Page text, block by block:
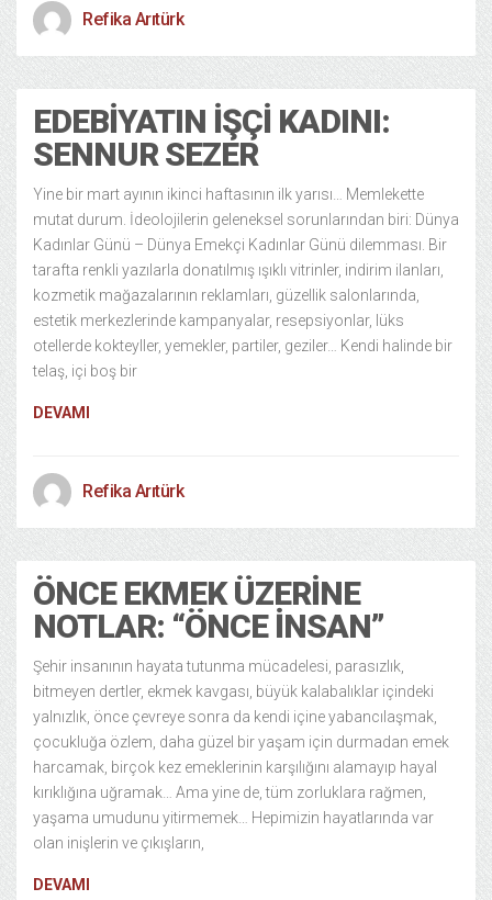
Refika Arıtürk
EDEBIYATIN İŞÇI KADINI:
SENNUR SEZER
Yine bir mart ayının ikinci haftasının ilk yarısı… Memlekette
mutat durum. İdeolojilerin geleneksel sorunlarından biri: Dünya
Kadınlar Günü – Dünya Emekçi Kadınlar Günü dilemması. Bir
tarafta renkli yazılarla donatılmış ışıklı vitrinler, indirim ilanları,
kozmetik mağazalarının reklamları, güzellik salonlarında,
estetik merkezlerinde kampanyalar, resepsiyonlar, lüks
otellerde kokteyller, yemekler, partiler, geziler… Kendi halinde bir
telaş, içi boş bir
DEVAMI
Refika Arıtürk
ÖNCE EKMEK ÜZERINE
NOTLAR: “ÖNCE İNSAN”
Şehir insanının hayata tutunma mücadelesi, parasızlık,
bitmeyen dertler, ekmek kavgası, büyük kalabalıklar içindeki
yalnızlık, önce çevreye sonra da kendi içine yabancılaşmak,
çocukluğa özlem, daha güzel bir yaşam için durmadan emek
harcamak, birçok kez emeklerinin karşılığını alamayıp hayal
kırıklığına uğramak… Ama yine de, tüm zorluklara rağmen,
yaşama umudunu yitirmemek… Hepimizin hayatlarında var
olan inişlerin ve çıkışların,
DEVAMI